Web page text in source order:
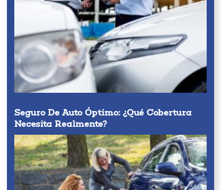
Seguro De Auto Óptimo: ¿qué Cobertura
Necesita Realmente?